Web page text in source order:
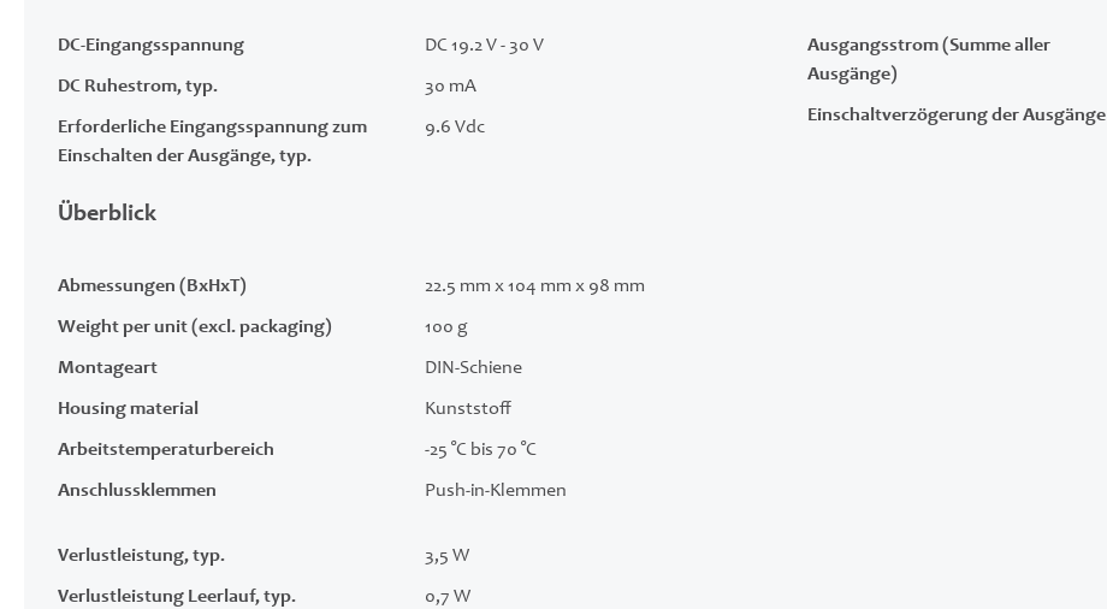
DC-Eingangsspannung DC 19.2 V - 30 V
DC Ruhestrom, typ. 30 mA
Erforderliche Eingangsspannung zum
Einschalten der Ausgänge, typ.
9.6 Vdc
Ausgangsstrom (Summe aller
Ausgänge)
Einschaltverzögerung der Ausgänge
Überblick
Abmessungen (BxHxT) 22.5 mm x 104 mm x 98 mm
Weight per unit (excl. packaging) 100 g
Montageart DIN-Schiene
Housing material Kunststoff
Arbeitstemperaturbereich -25 °C bis 70 °C
Anschlussklemmen Push‑in‑Klemmen
Verlustleistung, typ. 3,5 W
Verlustleistung Leerlauf, typ. 0,7 W